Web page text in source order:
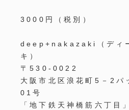
3000円（税別）
deep+nakazaki
（デ
キ）
〒530-0022
大阪市北区浪花町 5 － 2パ
01号
「地下鉄天神橋筋六丁目」